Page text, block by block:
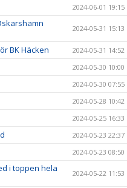
2024-06-01 19:15
2024-05-31 15:13
BK Häcken 2024-05-31 14:52
2024-05-30 10:00
2024-05-30 07:55
2024-05-28 10:42
2024-05-25 16:33
2024-05-23 22:37
2024-05-23 08:50
i toppen hela
2024-05-22 11:53